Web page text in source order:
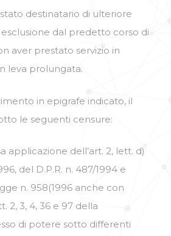
destinatario di ulteriore
dal predetto corso di
aver prestato servizio in
leva prolungata.
in epigrafe indicato, il
le seguenti censure:
applicazione dell’art. 2, lett. d)
del D.P.R. n. 487/1994 e
n. 958(1996 anche con
2, 3, 4, 36 e 97 della
di potere sotto differenti